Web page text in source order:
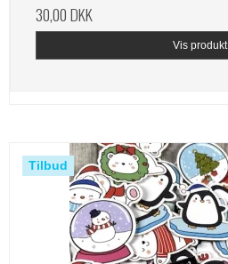
30,00 DKK
Vis produkt
Tilbud